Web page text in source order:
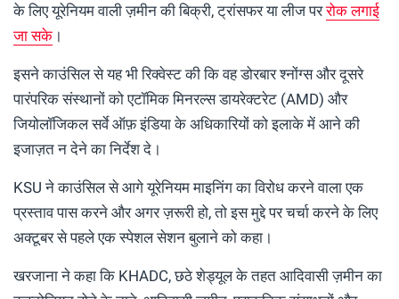
के लिए यूरेनियम वाली ज़मीन की बिक्री, ट्रांसफर या लीज पररोक लगाई
जा सके ।
इसने काउंसिल से यह भी रिक्वेस्ट की कि वह डोरबार श्नोंग्स और दूसरे
पारंपरिक संस्थानों को एटॉमिक मिनरल्स डायरेक्टरेट (AMD) और
जियोलॉजिकल सर्वे ऑफ़ इंडिया के अधिकारियों को इलाके में आने की
इजाज़त न देने का निर्देश दे।
KSU ने काउंसिल से आगे यूरेनियम माइनिंग का विरोध करने वाला एक
प्रस्ताव पास करने और अगर ज़रूरी हो, तो इस मुद्दे पर चर्चा करने के लिए
अक्टूबर से पहले एक स्पेशल सेशन बुलाने को कहा।
खरजाना ने कहा कि KHADC, छठे शेड्यूल के तहत आदिवासी ज़मीन का